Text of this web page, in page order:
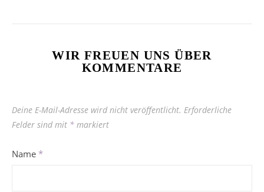
WIR FREUEN UNS ÜBER
KOMMENTARE
Deine E-Mail-Adresse wird nicht veröffentlicht. Erforderliche
Felder sind mit * markiert
Name *